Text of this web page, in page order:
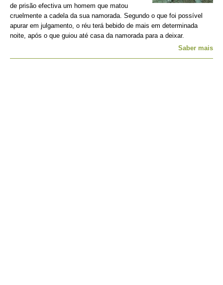
de prisão efectiva um homem que matou
cruelmente a cadela da sua namorada. Segundo o que foi possível
apurar em julgamento, o réu terá bebido de mais em determinada
noite, após o que guiou até casa da namorada para a deixar.
Saber mais